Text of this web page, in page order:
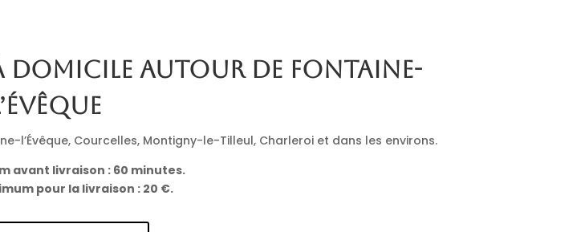
domicile autour de Fontaine-
l’Évêque, Courcelles, Montigny-le-Tilleul, Charleroi et dans les environs.
avant livraison : 60 minutes.
pour la livraison : 20 €.